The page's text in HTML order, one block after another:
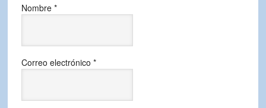
Nombre *
Correo electrónico *